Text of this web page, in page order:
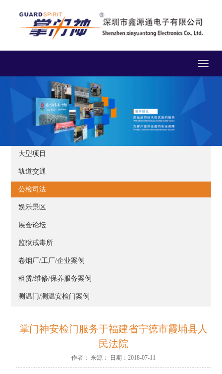
Toggle
大型项目
轨道交通
公检司法
娱乐景区
展会论坛
监狱戒毒所
卷烟厂/工厂/企业案例
租赁/维修/保养服务案例
测温门/测温安检门案例
掌门神安检门服务于福建省宁德市霞埔县人
民法院
作者： 来源： 日期：2018-07-11